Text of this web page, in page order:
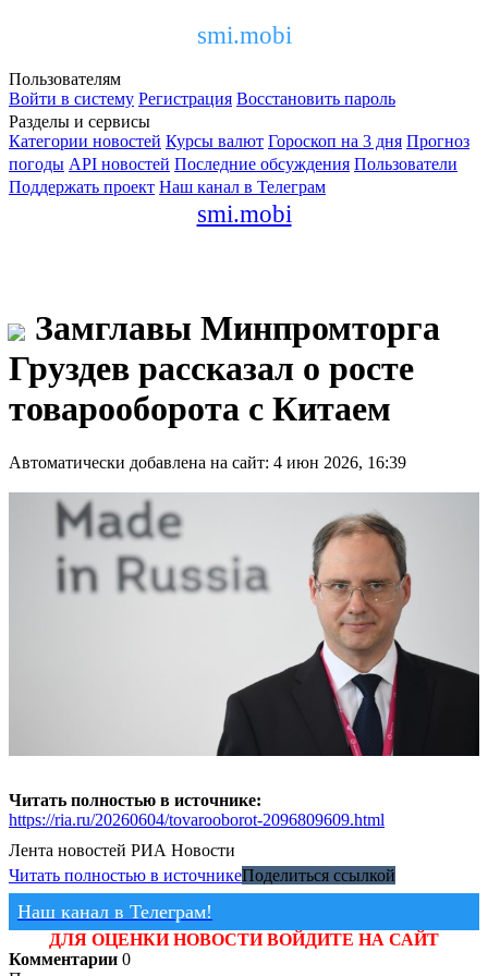
smi.mobi
Пользователям
Войти в систему Регистрация Восстановить пароль
Разделы и сервисы
Категории новостей Курсы валют Гороскоп на 3 дня Прогноз
погоды API новостей Последние обсуждения Пользователи
Поддержать проект Наш канал в Телеграм
smi.mobi
Замглавы Минпромторга
Груздев рассказал о росте
товарооборота с Китаем
Автоматически добавлена на сайт: 4 июн 2026, 16:39
Читать полностью в источнике:
https://ria.ru/20260604/tovarooborot-2096809609.html
Лента новостей РИА Новости
Читать полностью в источникеПоделиться ссылкой
Наш канал в Телеграм!
ДЛЯ ОЦЕНКИ НОВОСТИ ВОЙДИТЕ НА САЙТ
Комментарии 0